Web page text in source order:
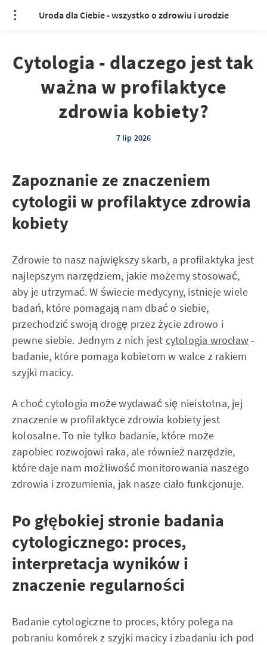
Uroda dla Ciebie - wszystko o zdrowiu i urodzie
Cytologia - dlaczego jest tak
ważna w profilaktyce
zdrowia kobiety?
7 lip 2026
Zapoznanie ze znaczeniem
cytologii w profilaktyce zdrowia
kobiety
Zdrowie to nasz największy skarb, a profilaktyka jest
najlepszym narzędziem, jakie możemy stosować,
aby je utrzymać. W świecie medycyny, istnieje wiele
badań, które pomagają nam dbać o siebie,
przechodzić swoją drogę przez życie zdrowo i
pewne siebie. Jednym z nich jest cytologia wrocław-
badanie, które pomaga kobietom w walce z rakiem
szyjki macicy.
A choć cytologia może wydawać się nieistotna, jej
znaczenie w profilaktyce zdrowia kobiety jest
kolosalne. To nie tylko badanie, które może
zapobiec rozwojowi raka, ale również narzędzie,
które daje nam możliwość monitorowania naszego
zdrowia i zrozumienia, jak nasze ciało funkcjonuje.
Po głębokiej stronie badania
cytologicznego: proces,
interpretacja wyników i
znaczenie regularności
Badanie cytologiczne to proces, który polega na
pobraniu komórek z szyjki macicy i zbadaniu ich pod